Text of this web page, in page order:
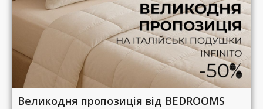
Великодня пропозиція від BEDROOMS